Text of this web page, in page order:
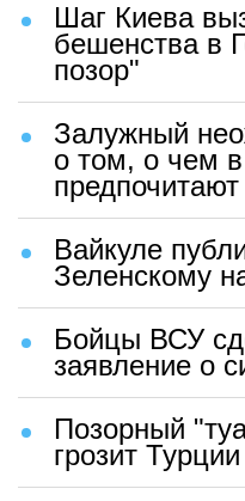
Шаг Киева
бешенства в
позор"
Залужный
о том, о чем
Вайкуле
Зеленскому
Бойцы ВСУ
заявление о
Позорный
грозит